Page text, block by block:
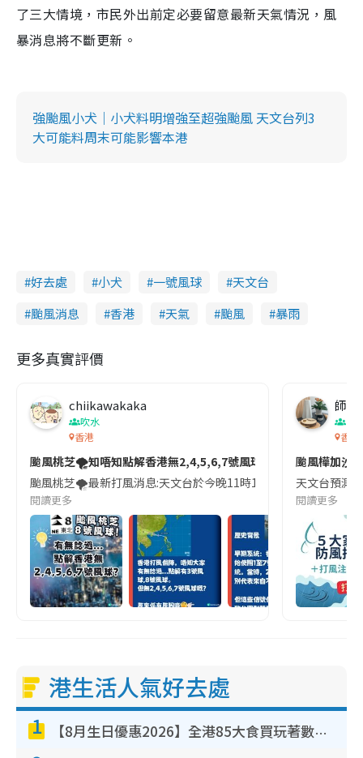
了三大情境，市民外出前定必要留意最新天氣情況，風
暴消息將不斷更新。
強颱風小犬｜小犬料明增強至超強颱風 天文台列3
大可能料周末可能影響本港
好去處 小犬 一號風球
天文台
颱風消息
香港 天氣 颱風 暴雨
更多真實評價
chiikawakaka
吹水
香港
颱風桃芝🌪️知唔知點解香港無2,4,5,6,7號風球？
颱風桃芝🌪️最新打風消息:天文台於今晚11時10分發出8號東北烈
閱讀更多
師奶
香港
颱風樺加沙
天文台預測
閱讀更多
港生活人氣好去處
1 【8月生日優惠2026】全港85大食買玩著數攻略 自助餐/火鍋放題同行免費＋誠品/DONKI送現金券